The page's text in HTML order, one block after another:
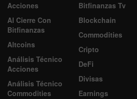
Acciones
Al Cierre Con
Bitfinanzas
Altcoins
Análisis Técnico
Acciones
Análisis Técnico
Commodities
Bitfinanzas Tv
Blockchain
Commodities
Cripto
DeFi
Divisas
Earnings